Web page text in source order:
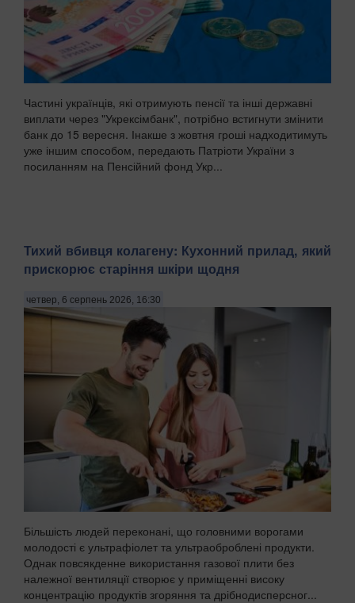
Частині українців, які отримують пенсії та інші державні
виплати через "Укрексімбанк", потрібно встигнути змінити
банк до 15 вересня. Інакше з жовтня гроші надходитимуть
уже іншим способом, передають Патріоти України з
посиланням на Пенсійний фонд Укр...
Тихий вбивця колагену: Кухонний прилад, який
прискорює старіння шкіри щодня
четвер, 6 серпень 2026, 16:30
Більшість людей переконані, що головними ворогами
молодості є ультрафіолет та ультраоброблені продукти.
Однак повсякденне використання газової плити без
належної вентиляції створює у приміщенні високу
концентрацію продуктів згоряння та дрібнодисперсног...